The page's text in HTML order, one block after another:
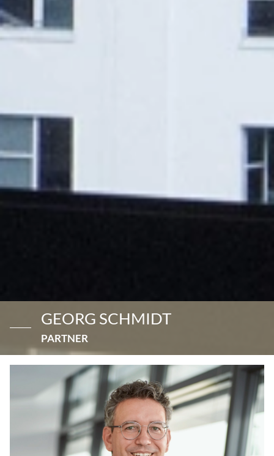
GEORG SCHMIDT
PARTNER